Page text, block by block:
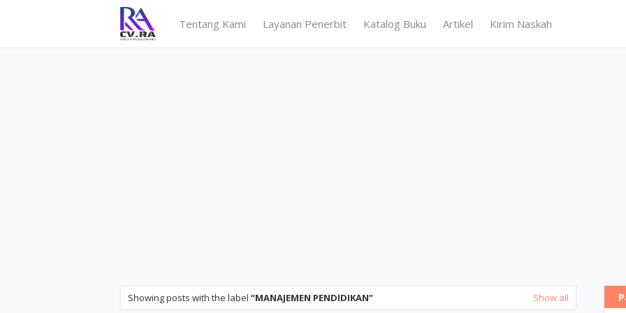
Tentang Kami Layanan Penerbit Katalog Buku Artikel Kirim Naskah
Showing posts with the label MANAJEMEN PENDIDIKAN Show all